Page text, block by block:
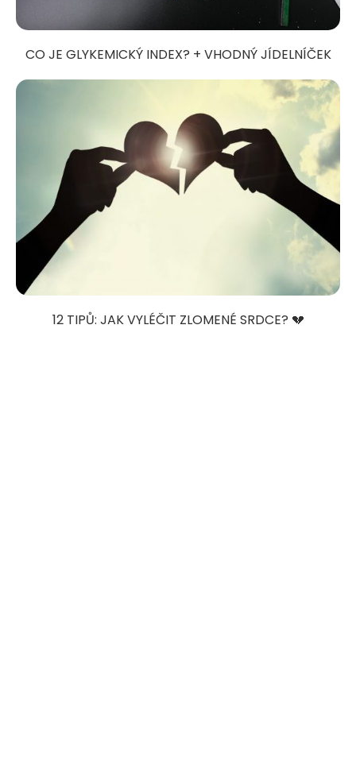
CO JE GLYKEMICKÝ INDEX? + VHODNÝ JÍDELNÍČEK
12 TIPŮ: JAK VYLÉČIT ZLOMENÉ SRDCE? 💔